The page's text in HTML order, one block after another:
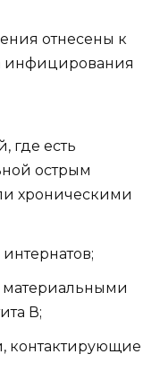
отнесены к
инфицирования
где есть
острым
хроническими
В;
контактирующие